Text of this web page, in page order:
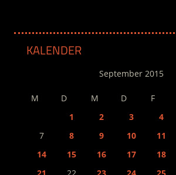
KALENDER
September 2015
M D M D F
1
2 3 4
7
8 9 10 11
14
15 16 17 18